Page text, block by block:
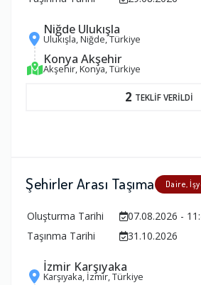
Niğde Ulukışla
Ulukışla, Niğde, Türkiye
Konya Akşehir
Akşehir, Konya, Türkiye
2 TEKLİF VERİLDİ
Şehirler Arası Taşıma Daire,
Oluşturma Tarihi
07.08.2026 -
Taşınma Tarihi
31.10.2026
İzmir Karşıyaka
Karşıyaka, İzmir, Türkiye